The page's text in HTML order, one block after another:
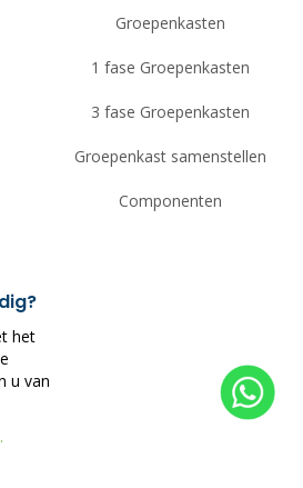
Groepenkasten
1 fase Groepenkasten
3 fase Groepenkasten
Groepenkast samenstellen
Componenten
het
u van